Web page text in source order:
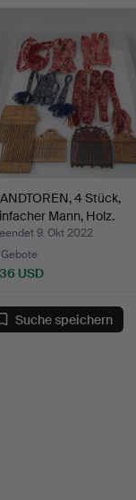
4 Stück,
Mann, Holz.
9. Okt 2022
USD
Suche speichern